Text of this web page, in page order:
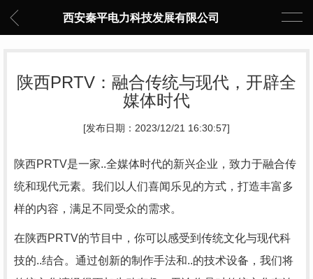
西安秦平电力科技发展有限公司
陕西PRTV：融合传统与现代，开辟全
媒体时代
[发布日期：2023/12/21 16:30:57]
陕西PRTV是一家..全媒体时代的新兴企业，致力于融合传
统和现代元素。我们以人们喜闻乐见的方式，打造丰富多
样的内容，满足不同受众的需求。
在陕西PRTV的节目中，你可以感受到传统文化与现代科
技的..结合。通过创新的制作手法和..的技术设备，我们将